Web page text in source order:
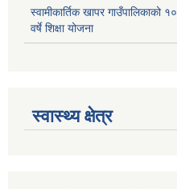
स्वामीकार्तिक खापर गाउँपालिकाको १०
वर्षे शिक्षा योजना
स्वास्थ्य क्षेत्र